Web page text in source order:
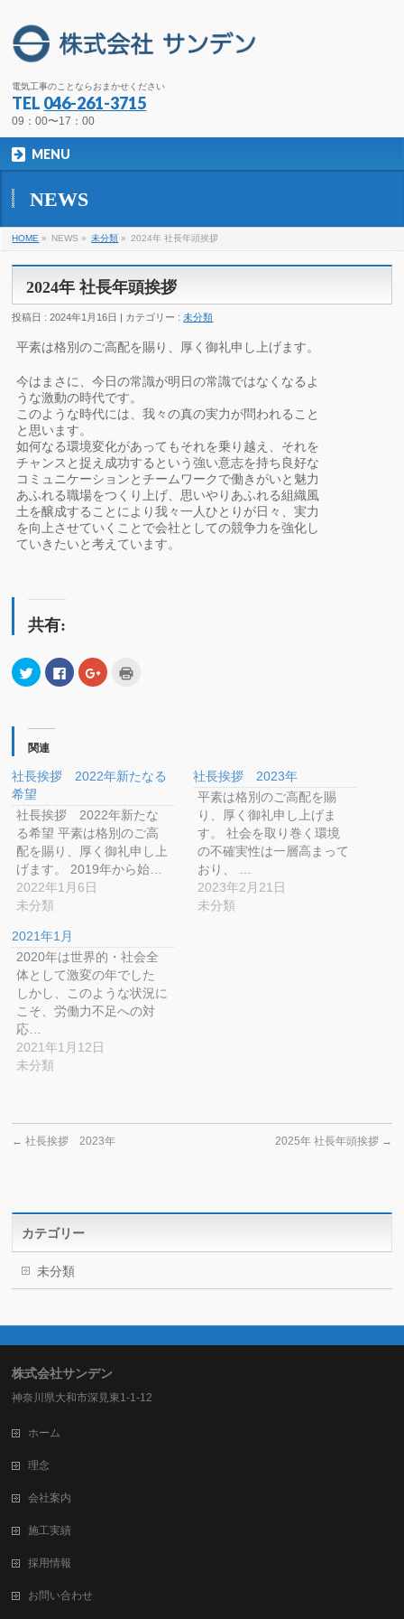
電気工事のことならおまかせください
TEL 046-261-3715
09：00〜17：00
MENU
NEWS
HOME » NEWS » 未分類 » 2024年 社長年頭挨拶
2024年 社長年頭挨拶
投稿日 : 2024年1月16日 | カテゴリー :未分類
平素は格別のご高配を賜り、厚く御礼申し上げます。
今はまさに、今日の常識が明日の常識ではなくなるよ
うな激動の時代です。
このような時代には、我々の真の実力が問われること
と思います。
如何なる環境変化があってもそれを乗り越え、それを
チャンスと捉え成功するという強い意志を持ち良好な
コミュニケーションとチームワークで働きがいと魅力
あふれる職場をつくり上げ、思いやりあふれる組織風
土を醸成することにより我々一人ひとりが日々、実力
を向上させていくことで会社としての競争力を強化し
ていきたいと考えています。
共有:
ク
リ
Twitter
で
共
有
(新
し
い
ウ
ィ
ン
ド
ウ
で
開
き
ま
す)
Facebook
で
ッ
て
だ
さ
い
(新
し
い
ウ
ド
ウ
で
開
き
ま
す)
ク
リ
(新
ウ
ィ
ン
ド
ウ
で
開
い
ン
ド
ウ
で
開
き
ま
関連
社長挨拶 2022年新たなる
希望
社長挨拶 2022年新たな
る希望 平素は格別のご高
配を賜り、厚く御礼申し上
げます。 2019年から始…
2022年1月6日
未分類
社長挨拶 2023年
平素は格別のご高配を賜
り、厚く御礼申し上げま
す。 社会を取り巻く環境
の不確実性は一層高まって
おり、 …
2023年2月21日
未分類
2021年1月
2020年は世界的・社会全
体として激変の年でした
しかし、このような状況に
こそ、労働力不足への対
応…
2021年1月12日
未分類
← 社長挨拶 2023年 2025年 社長年頭挨拶 →
カテゴリー
未分類
株式会社サンデン
神奈川県大和市深見東1-1-12
ホーム
理念
会社案内
施工実績
採用情報
お問い合わせ